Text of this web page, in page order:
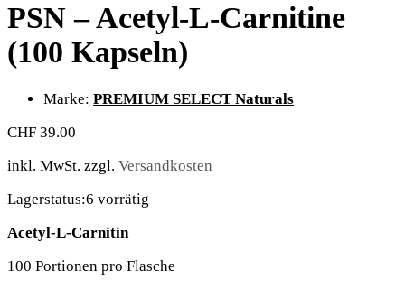
PSN – Acetyl-L-Carnitine
(100 Kapseln)
Marke: PREMIUM SELECT Naturals
CHF 39.00
inkl. MwSt. zzgl. Versandkosten
Lagerstatus:6 vorrätig
Acetyl-L-Carnitin
100 Portionen pro Flasche